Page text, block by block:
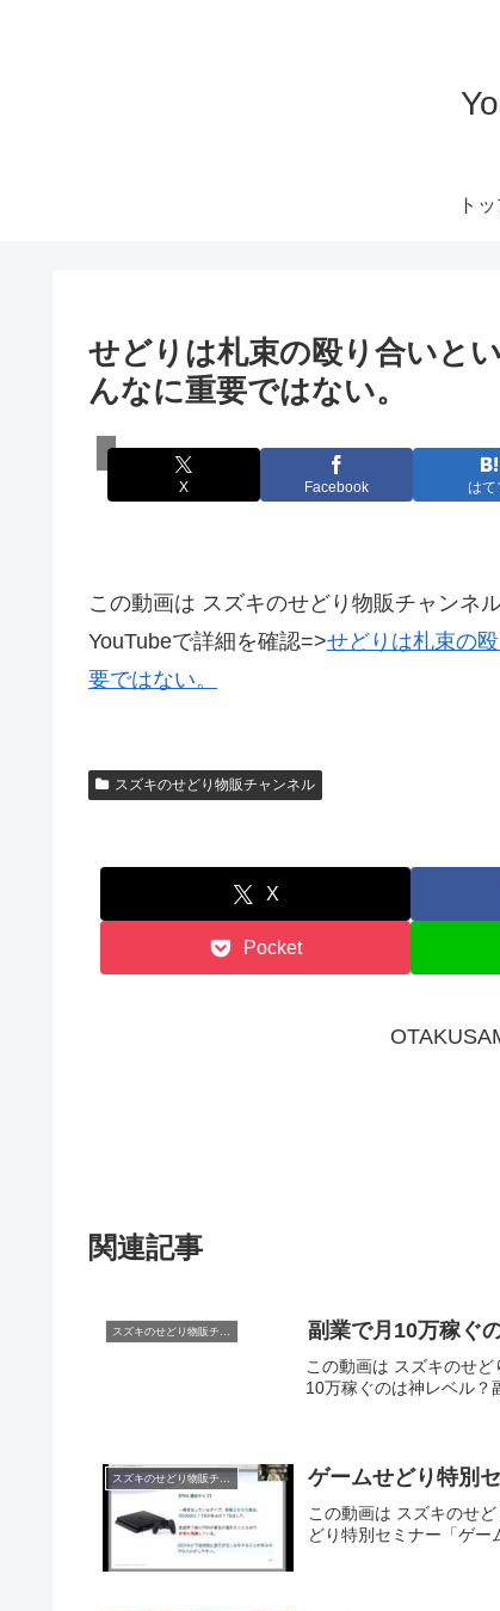
ト
せどりは札束の殴り合いと
んなに重要ではない。
スズキのせどり物販チャンネル
X Facebook はて
この動画は スズキのせどり物販チャンネ
YouTubeで詳細を確認=>せどりは札束の
要ではない。
スズキのせどり物販チャンネル
X
Pocket
関連記事
スズキのせどり物販チャンネル 副業で月10万稼ぐ
この動画は スズキのせ
10万稼ぐのは神レベル？
ゲームせどり特別
この動画は スズキのせ
どり特別セミナー「ゲー